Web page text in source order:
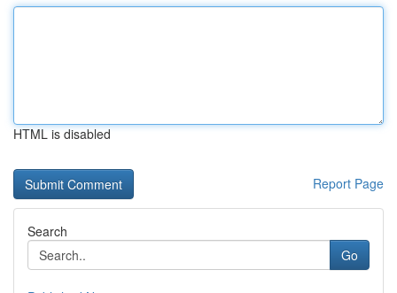
HTML is disabled
Report Page
Search
Go